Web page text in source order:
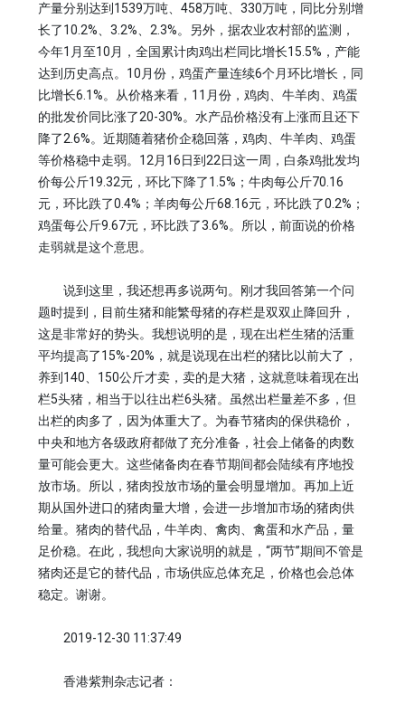
产量分别达到1539万吨、458万吨、330万吨，同比分别增
长了10.2%、3.2%、2.3%。另外，据农业农村部的监测，
今年1月至10月，全国累计肉鸡出栏同比增长15.5%，产能
达到历史高点。10月份，鸡蛋产量连续6个月环比增长，同
比增长6.1%。从价格来看，11月份，鸡肉、牛羊肉、鸡蛋
的批发价同比涨了20-30%。水产品价格没有上涨而且还下
降了2.6%。近期随着猪价企稳回落，鸡肉、牛羊肉、鸡蛋
等价格稳中走弱。12月16日到22日这一周，白条鸡批发均
价每公斤19.32元，环比下降了1.5%；牛肉每公斤70.16
元，环比跌了0.4%；羊肉每公斤68.16元，环比跌了0.2%；
鸡蛋每公斤9.67元，环比跌了3.6%。所以，前面说的价格
走弱就是这个意思。
说到这里，我还想再多说两句。刚才我回答第一个问
题时提到，目前生猪和能繁母猪的存栏是双双止降回升，
这是非常好的势头。我想说明的是，现在出栏生猪的活重
平均提高了15%-20%，就是说现在出栏的猪比以前大了，
养到140、150公斤才卖，卖的是大猪，这就意味着现在出
栏5头猪，相当于以往出栏6头猪。虽然出栏量差不多，但
出栏的肉多了，因为体重大了。为春节猪肉的保供稳价，
中央和地方各级政府都做了充分准备，社会上储备的肉数
量可能会更大。这些储备肉在春节期间都会陆续有序地投
放市场。所以，猪肉投放市场的量会明显增加。再加上近
期从国外进口的猪肉量大增，会进一步增加市场的猪肉供
给量。猪肉的替代品，牛羊肉、禽肉、禽蛋和水产品，量
足价稳。在此，我想向大家说明的就是，“两节”期间不管是
猪肉还是它的替代品，市场供应总体充足，价格也会总体
稳定。谢谢。
2019-12-30 11:37:49
香港紫荆杂志记者：